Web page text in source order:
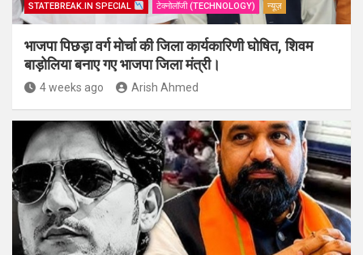
STATEBREAK.IN SPECIAL टेक्नोलॉजी (TECHNOLOGY) न्यूज़
भाजपा पिछड़ा वर्ग मोर्चा की जिला कार्यकारिणी घोषित, शिवम
बाड़ोलिया बनाए गए भाजपा जिला मंत्री।
4 weeks ago Arish Ahmed